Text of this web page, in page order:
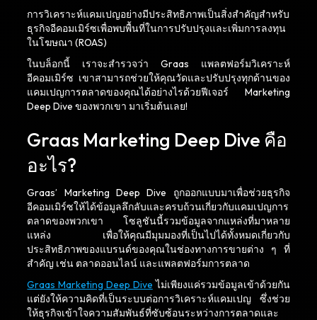
การวิเคราะห์แคมเปญอย่างมีประสิทธิภาพเป็นสิ่งสำคัญสำหรับ
ธุรกิจอีคอมเมิร์ซเพื่อพบพื้นที่ในการปรับปรุงและเพิ่มการลงทุน
ในโฆษณา (ROAS)
ในบล็อกนี้ เราจะสำรวจว่า Graas แพลตฟอร์มวิเคราะห์
อีคอมเมิร์ซ เขาสามารถช่วยให้คุณวัดและปรับปรุงทุกด้านของ
แคมเปญการตลาดของคุณได้อย่างไรด้วยฟีเจอร์ Marketing
Deep Dive ของพวกเขา มาเริ่มต้นเลย!
Graas Marketing Deep Dive คือ
อะไร?
Graas’ Marketing Deep Dive ถูกออกแบบมาเพื่อช่วยธุรกิจ
อีคอมเมิร์ซให้ได้ข้อมูลลึกลับและครบถ้วนเกี่ยวกับแคมเปญการ
ตลาดของพวกเขา โซลูชันนี้รวมข้อมูลจากแหล่งที่มาหลาย
แหล่ง เพื่อให้คุณมีมุมมองที่เป็นไปได้ทั้งหมดเกี่ยวกับ
ประสิทธิภาพของแบรนด์ของคุณในช่องทางการขายต่าง ๆ ที่
สำคัญ เช่น ตลาดออนไลน์ และแพลตฟอร์มการตลาด
Graas Marketing Deep Dive ไม่เพียงแค่รวมข้อมูลเข้าด้วยกัน
แต่ยังให้ความคิดที่เป็นระบบต่อการวิเคราะห์แคมเปญ ซึ่งช่วย
ให้ธุรกิจเข้าใจความสัมพันธ์ที่ซับซ้อนระหว่างการตลาดและ